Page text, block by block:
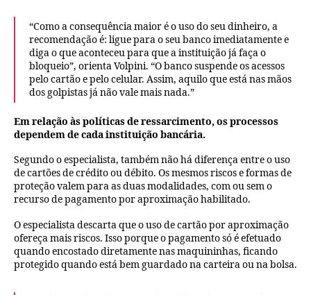
“Como a consequência maior é o uso do seu dinheiro, a
recomendação é: ligue para o seu banco imediatamente e
diga o que aconteceu para que a instituição já faça o
bloqueio”, orienta Volpini. “O banco suspende os acessos
pelo cartão e pelo celular. Assim, aquilo que está nas mãos
dos golpistas já não vale mais nada.”
Em relação às políticas de ressarcimento, os processos
dependem de cada instituição bancária.
Segundo o especialista, também não há diferença entre o uso
de cartões de crédito ou débito. Os mesmos riscos e formas de
proteção valem para as duas modalidades, com ou sem o
recurso de pagamento por aproximação habilitado.
O especialista descarta que o uso de cartão por aproximação
ofereça mais riscos. Isso porque o pagamento só é efetuado
quando encostado diretamente nas maquininhas, ficando
protegido quando está bem guardado na carteira ou na bolsa.